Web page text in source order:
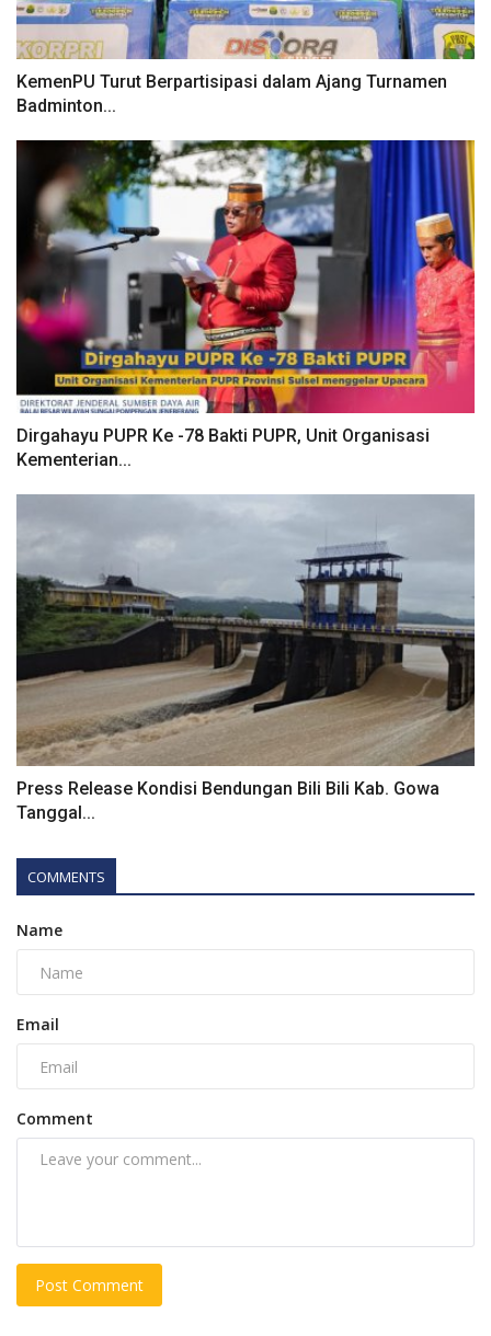
KemenPU Turut Berpartisipasi dalam Ajang Turnamen
Badminton...
Dirgahayu PUPR Ke -78 Bakti PUPR, Unit Organisasi
Kementerian...
Press Release Kondisi Bendungan Bili Bili Kab. Gowa
Tanggal...
COMMENTS
Name
Email
Comment
Post Comment